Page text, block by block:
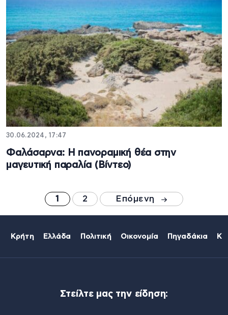
30.06.2024, 17:47
Φαλάσαρνα: Η πανοραμική θέα στην
μαγευτική παραλία (Βίντεο)
1 2 Επόμενη
Κρήτη Ελλάδα Πολιτική Οικονομία Πηγαδάκια
Στείλτε μας την είδηση: